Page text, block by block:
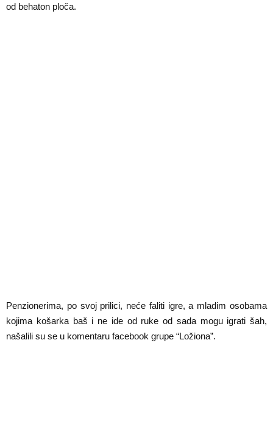
od behaton ploča.
Penzionerima, po svoj prilici, neće faliti igre, a mladim osobama
kojima košarka baš i ne ide od ruke od sada mogu igrati šah,
našalili su se u komentaru facebook grupe “Ložiona”.